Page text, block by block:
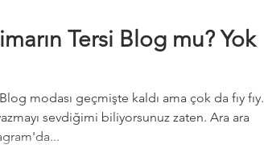
Tersi Blog mu? Yok
modası geçmişte kaldı ama çok da fıy fıy.
sevdiğimi biliyorsunuz zaten. Ara ara